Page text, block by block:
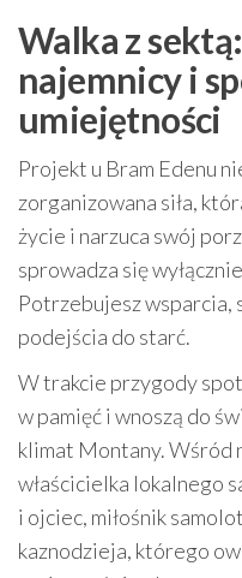
Walka z
najemnicy i
umiejętności
Projekt u Bram Edenu
zorganizowana siła,
życie i narzuca swój
sprowadza się
Potrzebujesz
podejścia do starć.
W trakcie przygody
w pamięć i wnoszą do
klimat Montany. Wśród
właścicielka lokalnego
i ojciec, miłośnik
kaznodzieja, którego